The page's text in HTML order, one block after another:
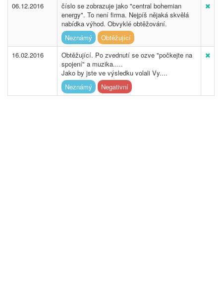
06.12.2016
číslo se zobrazuje jako "central bohemian
energy". To není firma. Nejpíš nějaká skvělá
nabídka výhod. Obvyklé obtěžování.
Neznámý
Obtěžující
16.02.2016
Obtěžující. Po zvednutí se ozve "počkejte na
spojení" a muzika.....
Jako by jste ve výsledku volali Vy....
Neznámý
Negativní